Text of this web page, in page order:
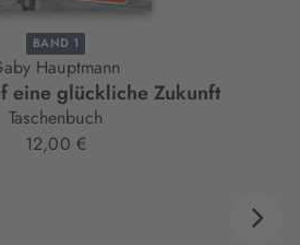
BAND 1
Hauptmann
eine glückliche Zukunft
Taschenbuch
12,00 €